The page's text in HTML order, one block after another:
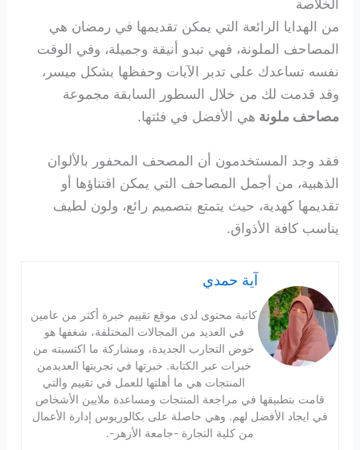
الخلاصة
من الهدايا الرائعة التي يمكن تقديمها في رمضان هي
المصاحف الملونة، فهي تبدو أنيقة وجميلة، وفي الوقت
نفسه تساعدك على تدبر الآيات وحفظها بشكل ميسر،
وقد قدمت لك من خلال السطور السابقة مجموعة
مصاحف ملونة هي الأفضل في فئتها.
فقد وجد المستخدمون أن المصحف المحفور بالألوان
الذهبية، من أجمل المصاحف التي يمكن اقتناؤها أو
تقديمها كهدية، حيث يتمتع بتصميم رائع، ولون لطيف
يناسب كافة الأذواق.
آية حمدي
كاتبة محتوى لدى موقع تقييم خبرة أكثر من عامين
في العديد من المجالات المختلفة، شغفها هو
خوض التجارب الجديدة، ومشاركة ما اكتسبته من
خبرات عبر الكتابة. خبرتها في تجربتها العديدمن
المنتجات هي ما أهلتها للعمل في تقييم والتي
قامت بتطبيقها في مراجعة المنتجات ومساعدة ملايين الأشخاص
في ايجاد الأفضل لهم. وهي حاصلة على بكالوريوس إدارة الأعمال
من كلية التجارة -جامعة الأزهر-.